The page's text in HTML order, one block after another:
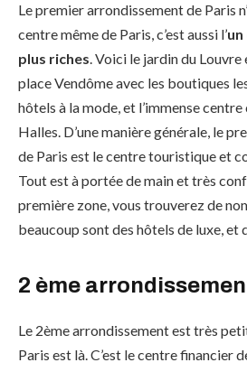
Le premier arrondissement de Paris
centre même de Paris, c’est aussi l’
plus riches. Voici le jardin du Louvre
place Vendôme avec les boutiques
hôtels à la mode, et l’immense
Halles. D’une manière générale, le
de Paris est le centre touristique et
Tout est à portée de main et très
première zone, vous trouverez de
beaucoup sont des hôtels de luxe, et
2 ème
Le 2ème arrondissement est très
Paris est là. C’est le centre financier